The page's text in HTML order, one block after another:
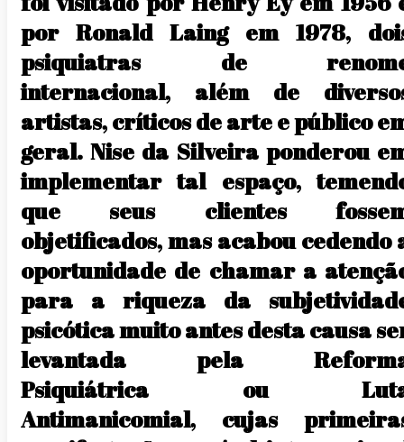
por Ronald Laing em 1978,
psiquiatras de
internacional, além de
artistas, críticos de arte e público
geral. Nise da Silveira ponderou
implementar tal espaço,
que seus clientes
objetificados, mas acabou cedendo
oportunidade de chamar a
para a riqueza da
psicótica muito antes desta causa
levantada pela
Psiquiátrica ou
Antimanicomial, cujas